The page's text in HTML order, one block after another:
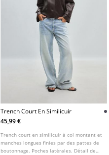
Trench Court En Similicuir
45,99 €
Trench court en similicuir à col montant et
manches longues finies par des pattes de
boutonnage. Poches latérales. Détail de